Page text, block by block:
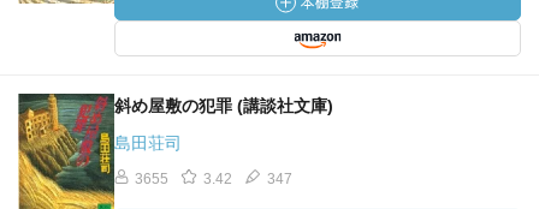
斜め屋敷の犯罪 (講談社文庫)
島田荘司
3655 3.42 347